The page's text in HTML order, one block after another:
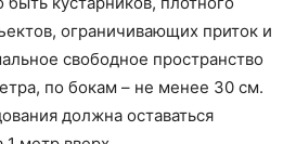
ограничивающих приток и
свободное пространство
по бокам – не менее 30 см.
должна оставаться